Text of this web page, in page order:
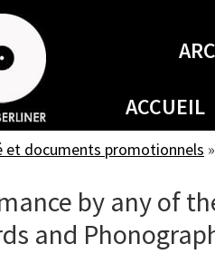
ACCUEIL
et documents promotionnels »
by any of
and